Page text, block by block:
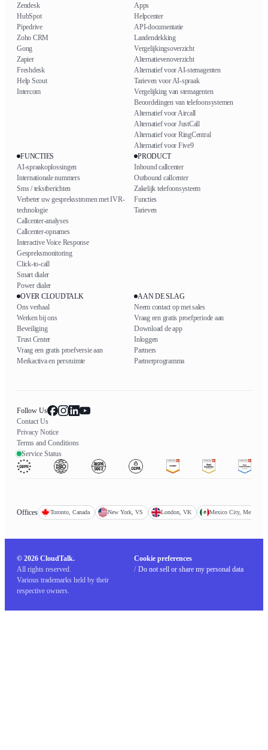
Zendesk
HubSpot
Pipedrive
Zoho CRM
Gong
Zapier
Freshdesk
Help Scout
Intercom
Apps
Helpcenter
API-documentatie
Landendekking
Vergelijkingsoverzicht
Alternatievenoverzicht
Alternatief voor AI-stemagenten
Tarieven voor AI-spraak
Vergelijking van stemagenten
Beoordelingen van telefoonsystemen
Alternatief voor Aircall
Alternatief voor JustCall
Alternatief voor RingCentral
Alternatief voor Five9
FUNCTIES
AI-spraakoplossingen
Internationale nummers
Sms / tekstberichten
Verbeter uw gespreksstromen met IVR-
technologie
Callcenter-analyses
Callcenter-opnames
Interactive Voice Response
Gespreksmonitoring
Click-to-call
Smart dialer
Power dialer
PRODUCT
Inbound callcenter
Outbound callcenter
Zakelijk telefoonsysteem
Functies
Tarieven
OVER CLOUDTALK
Ons verhaal
Werken bij ons
Beveiliging
Trust Center
Vraag een gratis proefversie aan
Merkactiva en persruimte
AAN DE SLAG
Neem contact op met sales
Vraag een gratis proefperiode aan
Download de app
Inloggen
Partners
Partnerprogramma
Follow Us
Contact Us
Privacy Notice
Terms and Conditions
Service Status
Offices Toronto, Canada New York, VS London, VK Mexico City, Mexico
© 2026 CloudTalk.
All rights reserved.
Various trademarks held by their
respective owners.
Cookie preferences
/ Do not sell or share my personal data